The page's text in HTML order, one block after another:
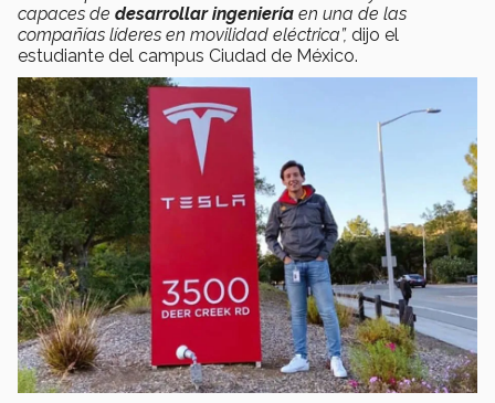
capaces de desarrollar ingeniería en una de las
compañías líderes en movilidad eléctrica”, dijo el
estudiante del campus Ciudad de México.